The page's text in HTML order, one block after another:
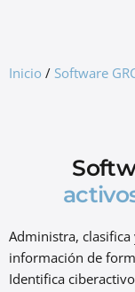
Inicio / Software
Administra,
información de
Identifica